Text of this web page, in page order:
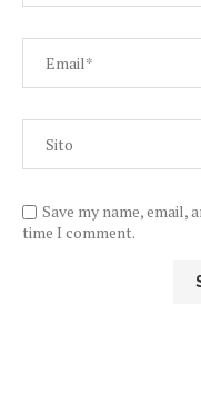
Save my name,
time I comment.